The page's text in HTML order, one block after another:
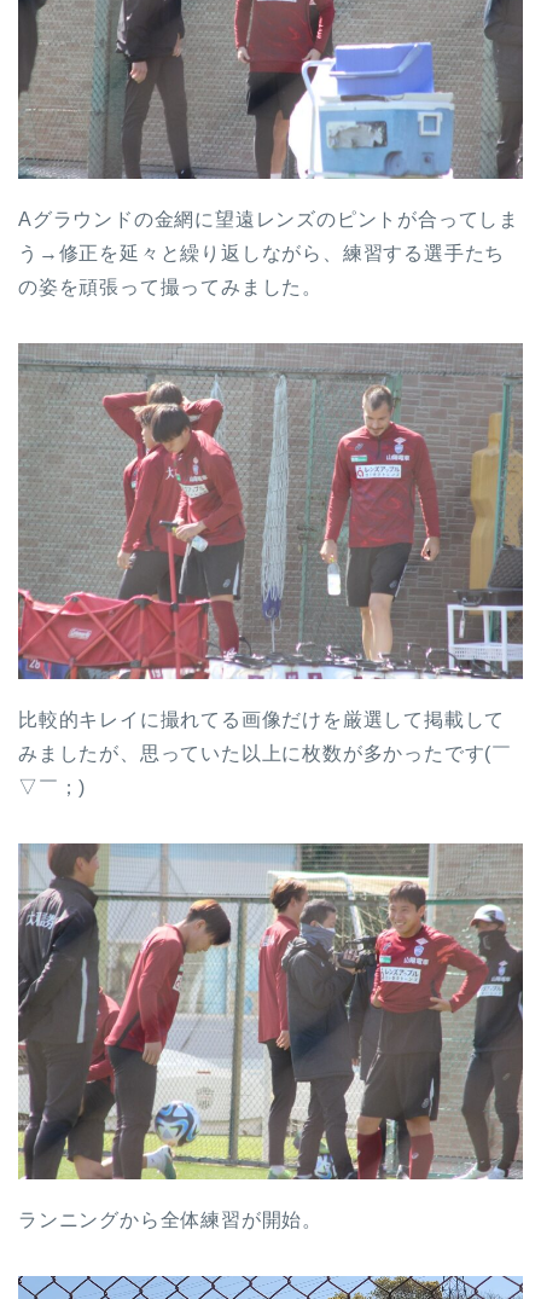
Aグラウンドの金網に望遠レンズのピントが合ってしま
う→修正を延々と繰り返しながら、練習する選手たち
の姿を頑張って撮ってみました。
比較的キレイに撮れてる画像だけを厳選して掲載して
みましたが、思っていた以上に枚数が多かったです(￣
▽￣；)
ランニングから全体練習が開始。